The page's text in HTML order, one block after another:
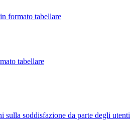
formato tabellare
tabellare
sulla soddisfazione da parte degli utenti